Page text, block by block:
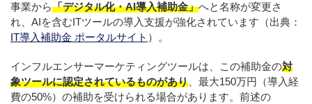
事業から「デジタル化・AI導入補助金」へと名称が変更さ
れ、AIを含むITツールの導入支援が強化されています（出典：
IT導入補助金 ポータルサイト ）。
インフルエンサーマーケティングツールは、この補助金の対
象ツールに認定されているものがあり、最大150万円（導入経
費の50%）の補助を受けられる場合があります。前述の